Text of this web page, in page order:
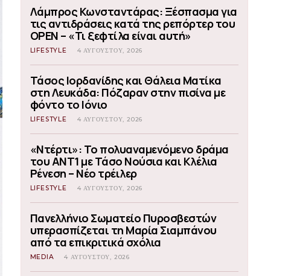
Λάμπρος Κωνσταντάρας: Ξέσπασμα για
τις αντιδράσεις κατά της ρεπόρτερ του
OPEN – «Τι ξεφτίλα είναι αυτή»
LIFESTYLE 4 ΑΥΓΟΎΣΤΟΥ, 2026
Τάσος Ιορδανίδης και Θάλεια Ματίκα
στη Λευκάδα: Πόζαραν στην πισίνα με
φόντο το Ιόνιο
LIFESTYLE 4 ΑΥΓΟΎΣΤΟΥ, 2026
«Ντέρτι»: Το πολυαναμενόμενο δράμα
του ΑΝΤ1 με Τάσο Νούσια και Κλέλια
Ρένεση – Νέο τρέιλερ
LIFESTYLE 4 ΑΥΓΟΎΣΤΟΥ, 2026
Πανελλήνιο Σωματείο Πυροσβεστών
υπερασπίζεται τη Μαρία Σιαμπάνου
από τα επικριτικά σχόλια
MEDIA 4 ΑΥΓΟΎΣΤΟΥ, 2026